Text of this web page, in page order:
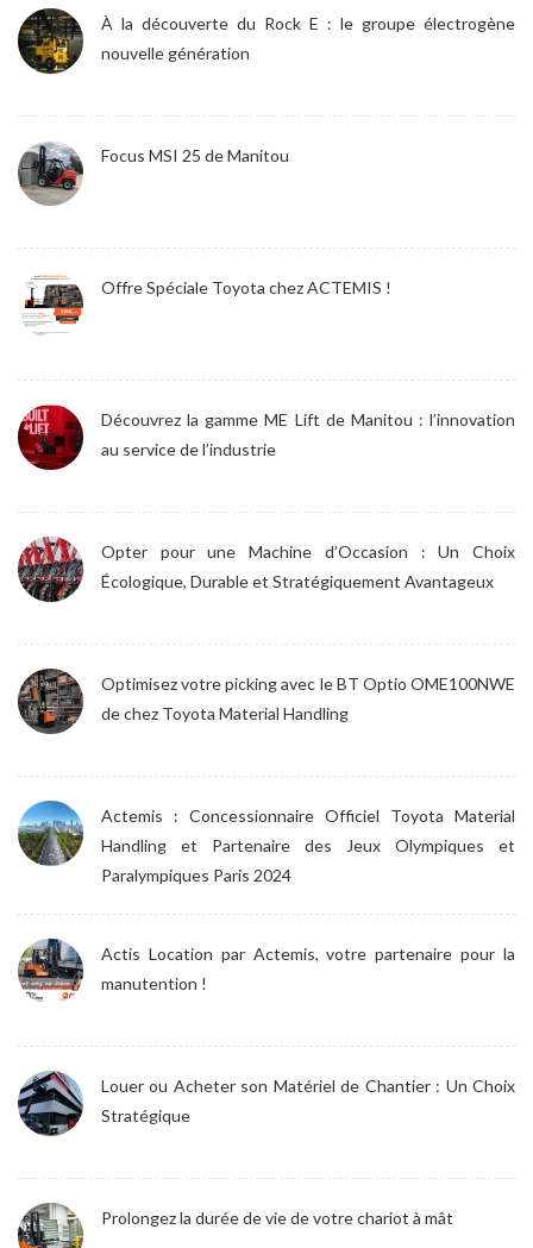
À la découverte du Rock E : le groupe électrogène
nouvelle génération
Focus MSI 25 de Manitou
Offre Spéciale Toyota chez ACTEMIS !
Découvrez la gamme ME Lift de Manitou : l’innovation
au service de l’industrie
Opter pour une Machine d’Occasion : Un Choix
Écologique, Durable et Stratégiquement Avantageux
Optimisez votre picking avec le BT Optio OME100NWE
de chez Toyota Material Handling
Actemis : Concessionnaire Officiel Toyota Material
Handling et Partenaire des Jeux Olympiques et
Paralympiques Paris 2024
Actis Location par Actemis, votre partenaire pour la
manutention !
Louer ou Acheter son Matériel de Chantier : Un Choix
Stratégique
Prolongez la durée de vie de votre chariot à mât